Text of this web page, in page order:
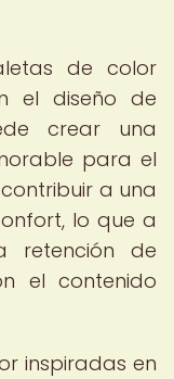
de color
el diseño de
crear una
para el
a una
lo que a
retención de
el contenido
inspiradas en